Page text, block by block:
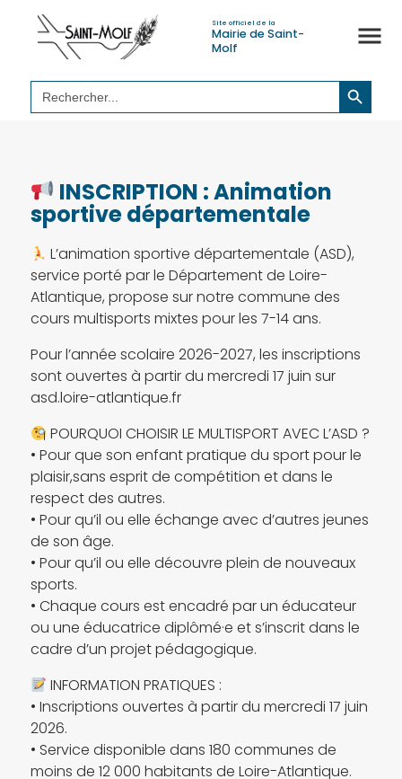
Site officiel de la
Mairie de Saint-
Molf
Search
for:
Search Button
INSCRIPTION : Animation
sportive départementale
L’animation sportive départementale (ASD),
service porté par le Département de Loire-
Atlantique, propose sur notre commune des
cours multisports mixtes pour les 7-14 ans.
Pour l’année scolaire 2026-2027, les inscriptions
sont ouvertes à partir du mercredi 17 juin sur
asd.loire-atlantique.fr
POURQUOI CHOISIR LE MULTISPORT AVEC L’ASD ?
• Pour que son enfant pratique du sport pour le
plaisir,sans esprit de compétition et dans le
respect des autres.
• Pour qu’il ou elle échange avec d’autres jeunes
de son âge.
• Pour qu’il ou elle découvre plein de nouveaux
sports.
• Chaque cours est encadré par un éducateur
ou une éducatrice diplômé·e et s’inscrit dans le
cadre d’un projet pédagogique.
INFORMATION PRATIQUES :
• Inscriptions ouvertes à partir du mercredi 17 juin
2026.
• Service disponible dans 180 communes de
moins de 12 000 habitants de Loire-Atlantique.